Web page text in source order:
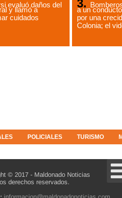
evaluó daños del
y llamó a
cuidados
a un
por una
Colonia; el
POLICIALES TURISMO
© 2017 - Maldonado Noticias
derechos reservados.